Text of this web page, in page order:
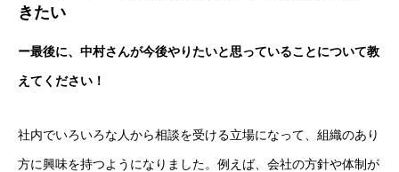
キャリア採用
きたい
ー最後に、中村さんが今後やりたいと思っていることについて教
えてください！
社内でいろいろな人から相談を受ける立場になって、組織のあり
方に興味を持つようになりました。例えば、会社の方針や体制が